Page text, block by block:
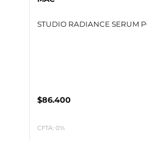
STUDIO RADIANCE SERUM
$86.400
CFTA: 0%